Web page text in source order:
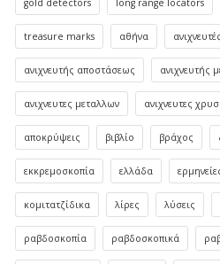
treasure marks αθήνα
ανιχνευτής αποστάσεως ανιχνευτής
ανιχνευτες μεταλλων ανιχνευτες
αποκρύψεις βιβλίο βράχος
εκκρεμοσκοπία ελλάδα
κομιτατζίδικα λίρες λύσεις
ραβδοσκοπία ραβδοσκοπικά